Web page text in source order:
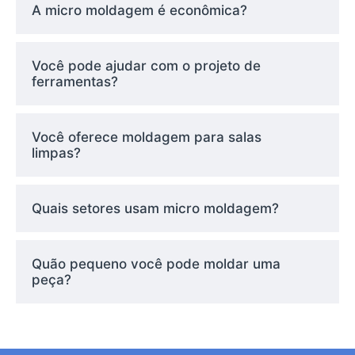
consegue.
Setores para os
As peças micro moldadas são encontradas em
pequeno não reduz seu impacto - na verdade,
dispositivos encolham, se tornem mais
inteligentes e tenham melhor desempenho.
A micro moldagem é econômica?
Você pode ajudar com o projeto de
ferramentas?
Você oferece moldagem para salas
limpas?
Quais setores usam micro moldagem?
Quão pequeno você pode moldar uma
peça?